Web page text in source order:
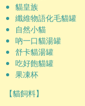
貓皇族
纖維物語化毛貓罐
自然小貓
吶一口貓湯罐
舒卡貓湯罐
吃好飽貓罐
果凍杯
【貓飼料】